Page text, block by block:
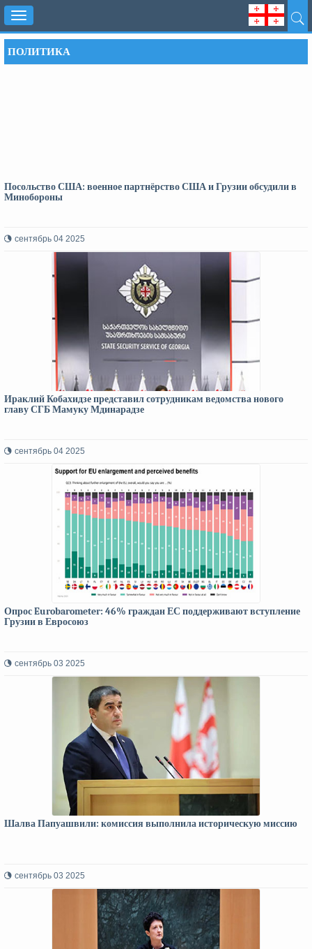
Toggle
navigation
ПОЛИТИКА
Посольство США: военное партнёрство США и Грузии обсудили в
Минобороны
сентябрь 04 2025
Ираклий Кобахидзе представил сотрудникам ведомства нового
главу СГБ Мамуку Мдинарадзе
сентябрь 04 2025
Опрос Eurobarometer: 46% граждан ЕС поддерживают вступление
Грузии в Евросоюз
сентябрь 03 2025
Шалва Папуашвили: комиссия выполнила историческую миссию
сентябрь 03 2025